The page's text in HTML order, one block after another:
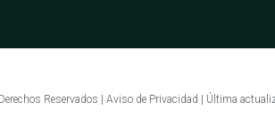
Reservados | Aviso de Privacidad | Última